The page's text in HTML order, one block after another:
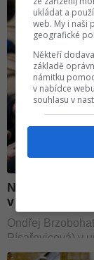
ukládat a
web. My i naši
geografické
Někteří
základě
námitku
v nabídce
souhlasu v